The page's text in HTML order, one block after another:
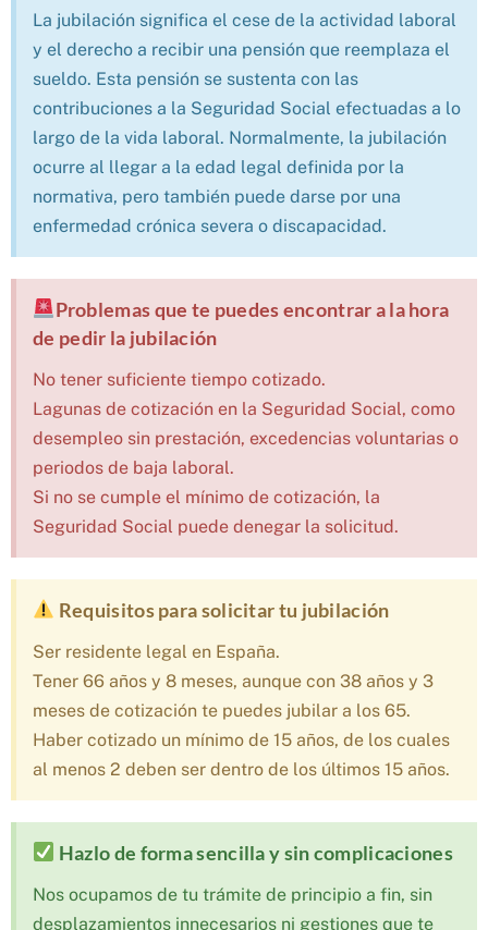
La jubilación significa el cese de la actividad laboral
y el derecho a recibir una pensión que reemplaza el
sueldo. Esta pensión se sustenta con las
contribuciones a la Seguridad Social efectuadas a lo
largo de la vida laboral. Normalmente, la jubilación
ocurre al llegar a la edad legal definida por la
normativa, pero también puede darse por una
enfermedad crónica severa o discapacidad.
Problemas que te puedes encontrar a la hora
de pedir la jubilación
No tener suficiente tiempo cotizado.
Lagunas de cotización en la Seguridad Social, como
desempleo sin prestación, excedencias voluntarias o
periodos de baja laboral.
Si no se cumple el mínimo de cotización, la
Seguridad Social puede denegar la solicitud.
Requisitos para solicitar tu jubilación
Ser residente legal en España.
Tener 66 años y 8 meses, aunque con 38 años y 3
meses de cotización te puedes jubilar a los 65.
Haber cotizado un mínimo de 15 años, de los cuales
al menos 2 deben ser dentro de los últimos 15 años.
Hazlo de forma sencilla y sin complicaciones
Nos ocupamos de tu trámite de principio a fin, sin
desplazamientos innecesarios ni gestiones que te